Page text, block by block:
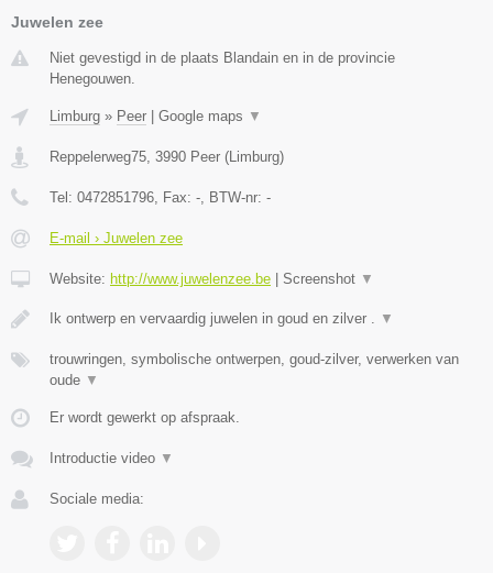
Juwelen zee
Niet gevestigd in de plaats Blandain en in de provincie
Henegouwen.
Limburg » Peer Google maps ▼
Reppelerweg75 3990 Peer ( Limburg)
Tel: 0472851796 , Fax: - , BTW-nr: -
E-mail › Juwelen zee
Website: http://www.juwelenzee.be Screenshot ▼
Ik ontwerp en vervaardig juwelen in goud en zilver . ▼
trouwringen, symbolische ontwerpen, goud-zilver, verwerken van
oude ▼
Er wordt gewerkt op afspraak.
Introductie video ▼
Sociale media: